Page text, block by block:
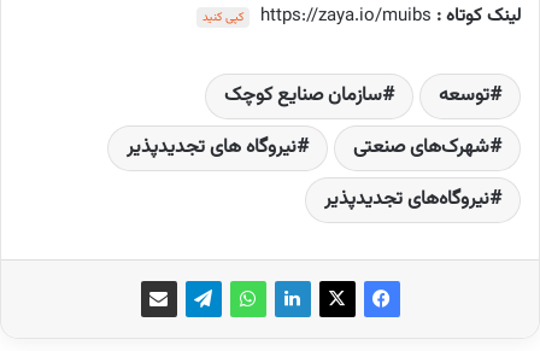
لینک کوتاه : https://zaya.io/muibs کپی کنید
توسعه‌
سازمان صنایع کوچک
شهرک‌های صنعتی
نیروگاه های تجدیدپذیر
نیروگاه‌‌‌های تجدیدپذیر